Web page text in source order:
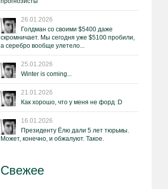
26.01.2026
Голдман со своими $5400 даже
скромничает. Мы сегодня уже $5100 пробили,
а серебро вообще улетело...
25.01.2026
Winter is coming...
21.01.2026
Как хорошо, что у меня не форд :D
16.01.2026
Президенту Ёлю дали 5 лет тюрьмы.
Может, конечно, и обжалуют. Такое.
Свежее